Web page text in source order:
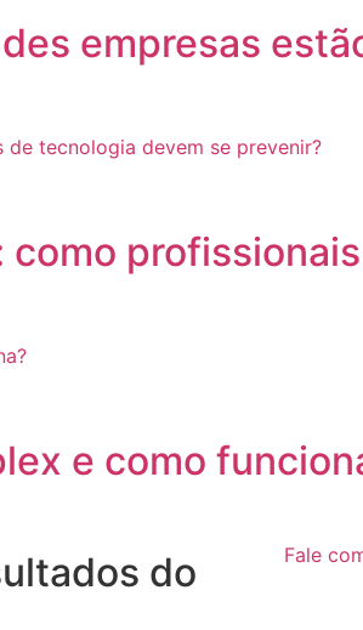
empresas
e como
do Fale